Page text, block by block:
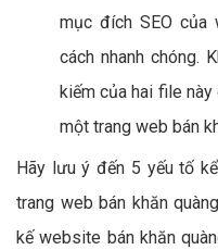
mục đích SEO của
cách nhanh chóng.
kiếm của hai file
một trang web bán
Hãy lưu ý đến 5 yếu tố
trang web bán khăn
kế website bán khăn